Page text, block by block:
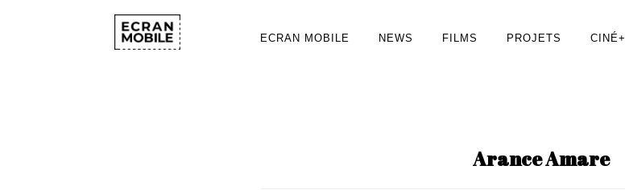
ECRAN MOBILE NEWS FILMS PROJETS CINÉ+
Arance Amare